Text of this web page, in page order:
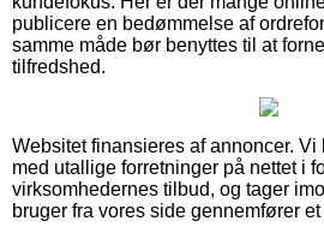
publicere en bedømmelse af
samme måde bør benyttes til at
tilfredshed.
Websitet finansieres af annoncer.
med utallige forretninger på nettet i
virksomhedernes tilbud, og tager
bruger fra vores side gennemfører